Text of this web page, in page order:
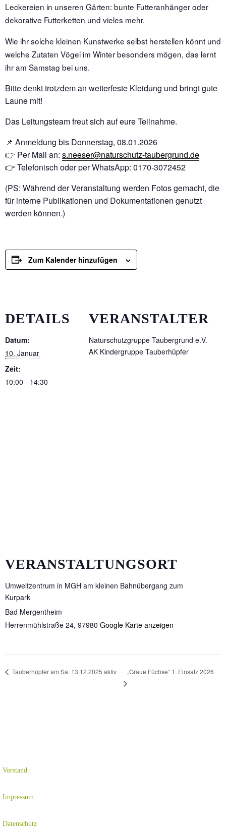
Leckereien in unseren Gärten: bunte Futteranhänger oder
dekorative Futterketten und vieles mehr.
Wie ihr solche kleinen Kunstwerke selbst herstellen könnt und
welche Zutaten Vögel im Winter besonders mögen, das lernt
ihr am Samstag bei uns.
Bitte denkt trotzdem an wetterfeste Kleidung und bringt gute
Laune mit!
Das Leitungsteam freut sich auf eure Teilnahme.
📌 Anmeldung bis Donnerstag, 08.01.2026
👉 Per Mail an: s.neeser@naturschutz-taubergrund.de
👉 Telefonisch oder per WhatsApp: 0170-3072452
(PS: Während der Veranstaltung werden Fotos gemacht, die
für interne Publikationen und Dokumentationen genutzt
werden können.)
Zum Kalender hinzufügen
DETAILS
Datum:
10. Januar
Zeit:
10:00 - 14:30
VERANSTALTER
Naturschutzgruppe Taubergrund e.V.
AK Kindergruppe Tauberhüpfer
VERANSTALTUNGSORT
Umweltzentrum in MGH am kleinen Bahnübergang zum
Kurpark
Bad Mergentheim
Herrenmühlstraße 24, 97980 Google Karte anzeigen
Tauberhüpfer am Sa. 13.12.2025 aktiv „Graue Füchse“ 1. Einsatz 2026
Vorstand
Impressum
Datenschutz